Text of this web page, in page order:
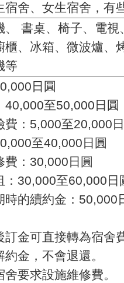
宿舍、女生宿舍，有
、 書桌、椅子、電
櫃、冰箱、微波爐、
等
日圓
40,000至50,000日圓
費：5,000至20,000
至40,000日圓
費：30,000日圓
：30,000至60,000日
時的續約金：50,000
金可直接轉為宿舍
金，不會退還。
要求設施維修費。